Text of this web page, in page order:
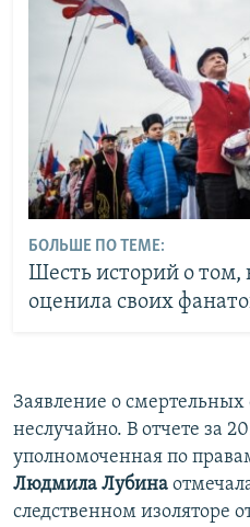
БОЛЬШЕ ПО ТЕМЕ:
Шесть историй о том,
оценила своих
Заявление о смертельных
неслучайно. В отчете за
уполномоченная по
Людмила Лубина
следственном изоляторе